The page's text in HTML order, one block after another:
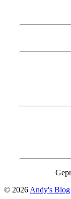
© 2026 Andy's Blog